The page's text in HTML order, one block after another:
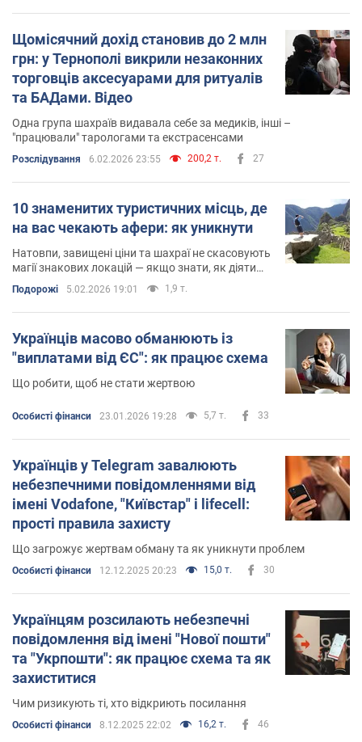
Щомісячний дохід становив до 2 млн
грн: у Тернополі викрили незаконних
торговців аксесуарами для ритуалів
та БАДами. Відео
Одна група шахраїв видавала себе за медиків, інші –
"працювали" тарологами та екстрасенсами
Розслідування 6.02.2026 23:55 200,2 т. 27
10 знаменитих туристичних місць, де
на вас чекають афери: як уникнути
Натовпи, завищені ціни та шахраї не скасовують
магії знакових локацій — якщо знати, як діяти
розумно
Подорожі 5.02.2026 19:01 1,9 т.
Українців масово обманюють із
"виплатами від ЄС": як працює схема
Що робити, щоб не стати жертвою
Особисті фінанси 23.01.2026 19:28 5,7 т. 33
Українців у Telegram завалюють
небезпечними повідомленнями від
імені Vodafone, "Київстар" і lifecell:
прості правила захисту
Що загрожує жертвам обману та як уникнути проблем
Особисті фінанси 12.12.2025 20:23 15,0 т. 30
Українцям розсилають небезпечні
повідомлення від імені "Нової пошти"
та "Укрпошти": як працює схема та як
захиститися
Чим ризикують ті, хто відкриють посилання
Особисті фінанси 8.12.2025 22:02 16,2 т. 46